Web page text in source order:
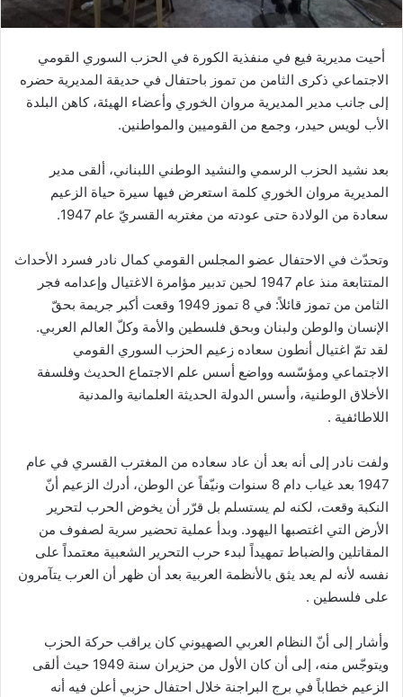
أحيت مديرية فيع في منفذية الكورة في الحزب السوري القومي
الاجتماعي ذكرى الثامن من تموز باحتفال في حديقة المديرية حضره
إلى جانب مدير المديرية مروان الخوري وأعضاء الهيئة، كاهن البلدة
الأب لويس حيدر، وجمع من القوميين والمواطنين.
بعد نشيد الحزب الرسمي والنشيد الوطني اللبناني، ألقى مدير
المديرية مروان الخوري كلمة استعرض فيها سيرة حياة الزعيم
سعادة من الولادة حتى عودته من مغتربه القسريّ عام 1947.
وتحدّث في الاحتفال عضو المجلس القومي كمال نادر فسرد الأحداث
المتتابعة منذ عام 1947 لحين تدبير مؤامرة الاغتيال وإعدامه فجر
الثامن من تموز قائلاً: في 8 تموز 1949 وقعت أكبر جريمة بحقّ
الإنسان والوطن ولبنان وبحق فلسطين والأمة وكلّ العالم العربي.
لقد تمّ اغتيال أنطون سعاده زعيم الحزب السوري القومي
الاجتماعي ومؤسّسه وواضع أسس علم الاجتماع الحديث وفلسفة
الأخلاق الوطنية، وأسس الدولة الحديثة العلمانية والمدنية
اللاطائفية .
ولفت نادر إلى أنه بعد أن عاد سعاده من المغترب القسري في عام
1947 بعد غياب دام 8 سنوات ونيّفاً عن الوطن، أدرك الزعيم أنّ
النكبة وقعت، لكنه لم يستسلم بل قرّر أن يخوض الحرب لتحرير
الأرض التي اغتصبها اليهود. وبدأ عملية تحضير سرية لصفوف من
المقاتلين والضباط تمهيداً لبدء حرب التحرير الشعبية معتمداً على
نفسه لأنه لم يعد يثق بالأنظمة العربية بعد أن ظهر أن العرب يتآمرون
على فلسطين .
وأشار إلى أنّ النظام العربي الصهيوني كان يراقب حركة الحزب
ويتوجّس منه، إلى أن كان الأول من حزيران سنة 1949 حيث ألقى
الزعيم خطاباً في برج البراجنة خلال احتفال حزبي أعلن فيه أنه